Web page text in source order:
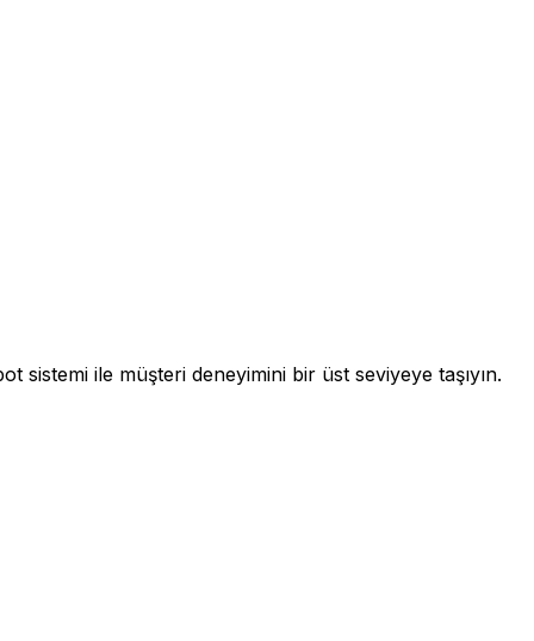
sistemi ile müşteri deneyimini bir üst seviyeye taşıyın.